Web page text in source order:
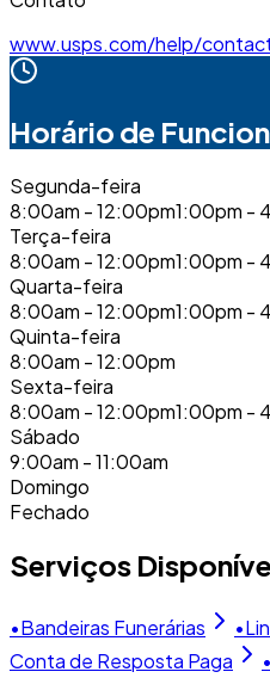
www.usps.com/help/
Horário de
Segunda-feira
8:00am - 12:00pm1:00pm -
Terça-feira
8:00am - 12:00pm1:00pm -
Quarta-feira
8:00am - 12:00pm1:00pm -
Quinta-feira
8:00am - 12:00pm
Sexta-feira
8:00am - 12:00pm1:00pm -
Sábado
9:00am - 11:00am
Domingo
Fechado
Serviços
•Bandeiras Funerárias •
Conta de Resposta Paga
•